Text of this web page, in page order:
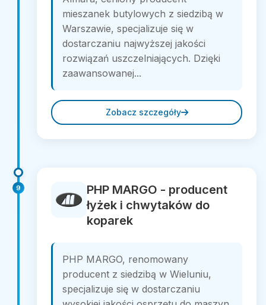
mieszanek butylowych z siedzibą w
Warszawie, specjalizuje się w
dostarczaniu najwyższej jakości
rozwiązań uszczelniających. Dzięki
zaawansowanej...
Zobacz szczegóły
9
PHP MARGO - producent
łyżek i chwytaków do
koparek
PHP MARGO, renomowany
producent z siedzibą w Wieluniu,
specjalizuje się w dostarczaniu